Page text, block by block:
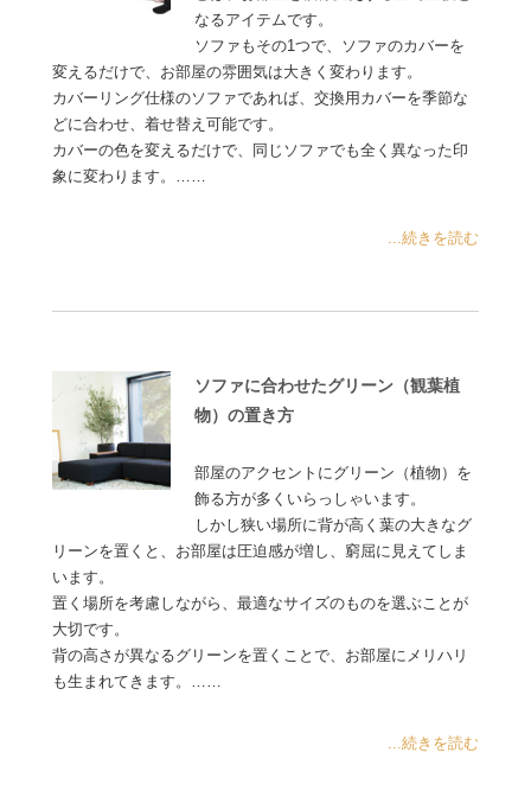
なるアイテムです。
ソファもその1つで、ソファのカバーを
変えるだけで、お部屋の雰囲気は大きく変わります。
カバーリング仕様のソファであれば、交換用カバーを季節な
どに合わせ、着せ替え可能です。
カバーの色を変えるだけで、同じソファでも全く異なった印
象に変わります。……
...続きを読む
ソファに合わせたグリーン（観葉植
物）の置き方
部屋のアクセントにグリーン（植物）を
飾る方が多くいらっしゃいます。
しかし狭い場所に背が高く葉の大きなグ
リーンを置くと、お部屋は圧迫感が増し、窮屈に見えてしま
います。
置く場所を考慮しながら、最適なサイズのものを選ぶことが
大切です。
背の高さが異なるグリーンを置くことで、お部屋にメリハリ
も生まれてきます。……
...続きを読む